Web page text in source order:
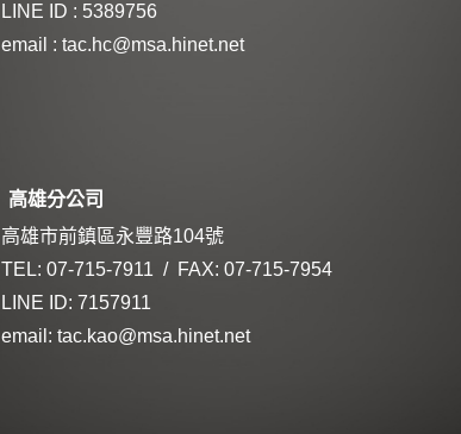
LINE ID : 5389756
email : tac.hc@msa.hinet.net
高雄分公司
高雄市前鎮區永豐路104號
TEL: 07-715-7911
FAX: 07-715-7954
LINE ID: 7157911
email: tac.kao@msa.hinet.net